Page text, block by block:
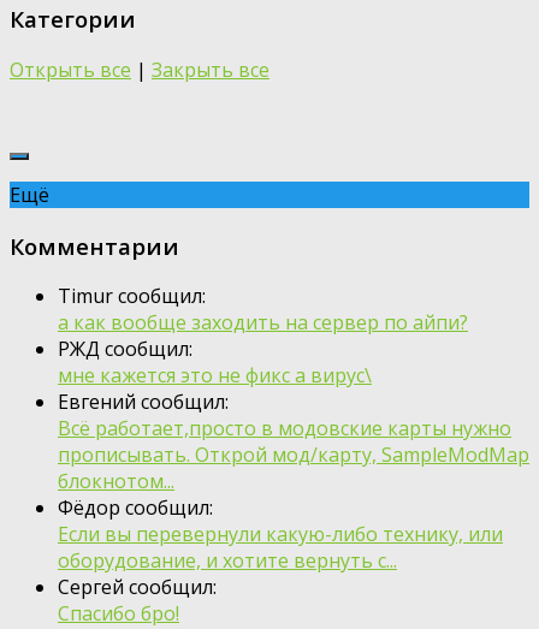
Категории
Открыть все | Закрыть все
Ещё
Комментарии
Timur сообщил:
а как вообще заходить на сервер по айпи?
РЖД сообщил:
мне кажется это не фикс а вирус\
Евгений сообщил:
Всё работает,просто в модовские карты нужно
прописывать. Открой мод/карту, SampleModMap
блокнотом...
Фёдор сообщил:
Если вы перевернули какую-либо технику, или
оборудование, и хотите вернуть с...
Сергей сообщил:
Спасибо бро!